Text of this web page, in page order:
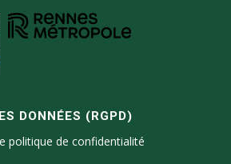
DONNÉES (RGPD)
politique de confidentialité